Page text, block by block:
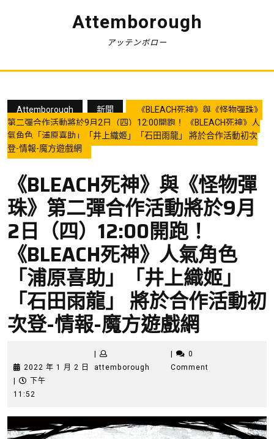
Attemborough
アッテンボロー
Attemborough 新聞
《BLEACH死神》與《怪物彈珠》
第二彈合作活動將於9月2日（四）12:00開跑！ 《BLEACH死神》人
氣角色「浦原喜助」「井上織姬」「石田雨龍」 將於合作活動初次
登-情報-魔方遊戲網
《BLEACH死神》與《怪物彈
珠》第二彈合作活動將於9月
2日（四）12:00開跑！
《BLEACH死神》人氣角色
「浦原喜助」「井上織姬」
「石田雨龍」 將於合作活動初
次登-情報-魔方遊戲網
2022 年 1 月 2 日
2022
|
attemborough attemborough
|
0
Comment
|
下午
11:52